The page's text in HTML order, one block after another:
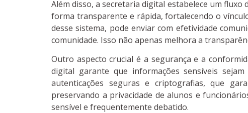
Além disso, a secretaria digital estabelece um
forma transparente e rápida, fortalecendo o
desse sistema, pode enviar com efetividade
comunidade. Isso não apenas melhora a
Outro aspecto crucial é a segurança e a
digital garante que informações sensíveis
autenticações seguras e criptografias, que
preservando a privacidade de alunos e
sensível e frequentemente debatido.